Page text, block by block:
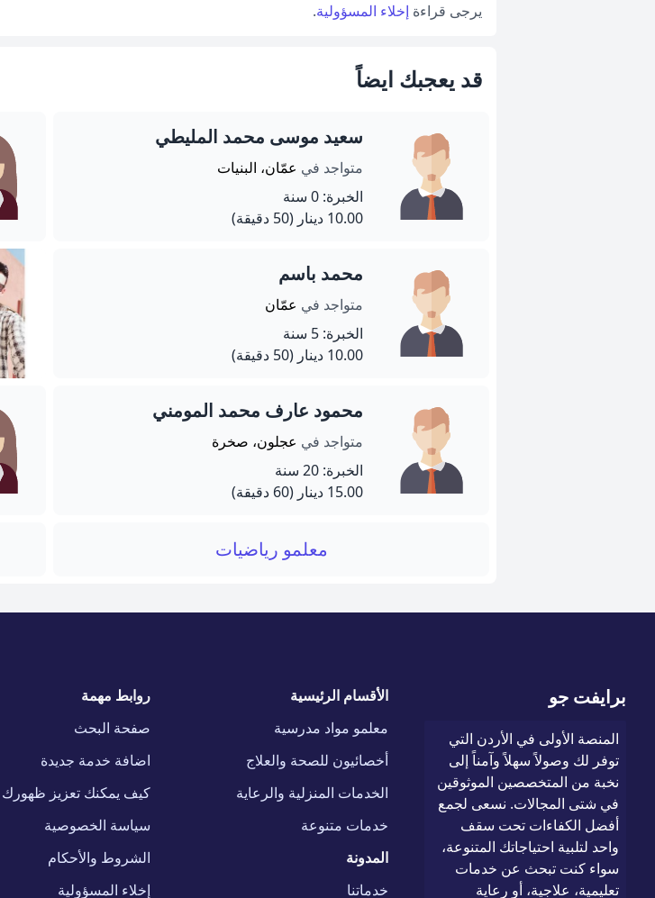
يرجى قراءة إخلاء المسؤولية.
قد يعجبك ايضاً
سعيد موسى محمد المليطي
متواجد في عمّان، البنيات
الخبرة: 0 سنة
10.00 دينار
(50 دقيقة)
محمد باسم
متواجد في عمّان
الخبرة: 5 سنة
10.00 دينار
(50 دقيقة)
محمود عارف محمد المومني
متواجد في عجلون، صخرة
الخبرة: 20 سنة
15.00 دينار
(60 دقيقة)
معلمو رياضيات
برايفت جو
المنصة الأولى في الأردن التي
توفر لك وصولاً سهلاً وآمناً إلى
نخبة من المتخصصين الموثوقين
في شتى المجالات. نسعى لجمع
أفضل الكفاءات تحت سقف
واحد لتلبية احتياجاتك المتنوعة،
سواء كنت تبحث عن خدمات
تعليمية، علاجية، أو رعاية
الأقسام الرئيسية
معلمو مواد مدرسية
أخصائيون للصحة والعلاج
الخدمات المنزلية والرعاية
خدمات متنوعة
المدونة
خدماتنا
روابط مهمة
صفحة البحث
اضافة خدمة جديدة
كيف يمكنك تعزيز ظهورك
سياسة الخصوصية
الشروط والأحكام
إخلاء المسؤولية